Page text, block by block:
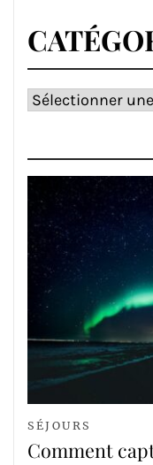
Catégories
SÉJOURS
Comment